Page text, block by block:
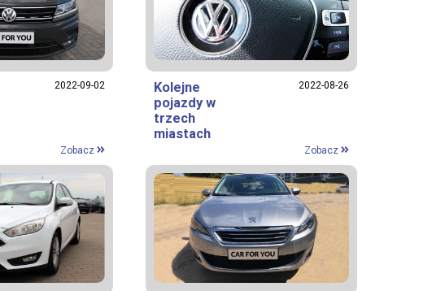
2022-09-02
Zobacz
Kolejne
pojazdy w
trzech
miastach
2022-08-26
Zobacz